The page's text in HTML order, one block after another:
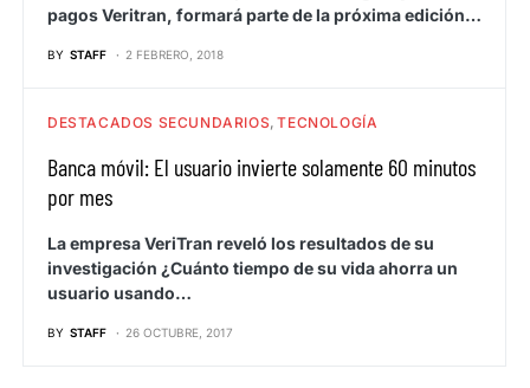
pagos Veritran, formará parte de la próxima edición…
BY STAFF 2 FEBRERO, 2018
DESTACADOS SECUNDARIOS TECNOLOGÍA
Banca móvil: El usuario invierte solamente 60 minutos
por mes
La empresa VeriTran reveló los resultados de su
investigación ¿Cuánto tiempo de su vida ahorra un
usuario usando…
BY STAFF 26 OCTUBRE, 2017